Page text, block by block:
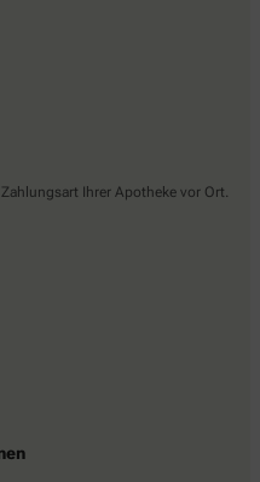
Ihrer Apotheke vor Ort.